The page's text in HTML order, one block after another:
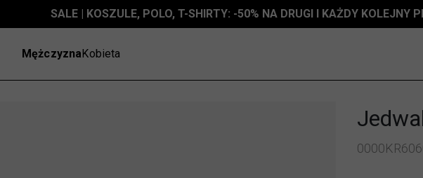
SALE | KOSZULE, POLO, T-SHIRTY: -50% NA DRUGI I KAŻDY KOLEJNY
MężczyznaKobieta